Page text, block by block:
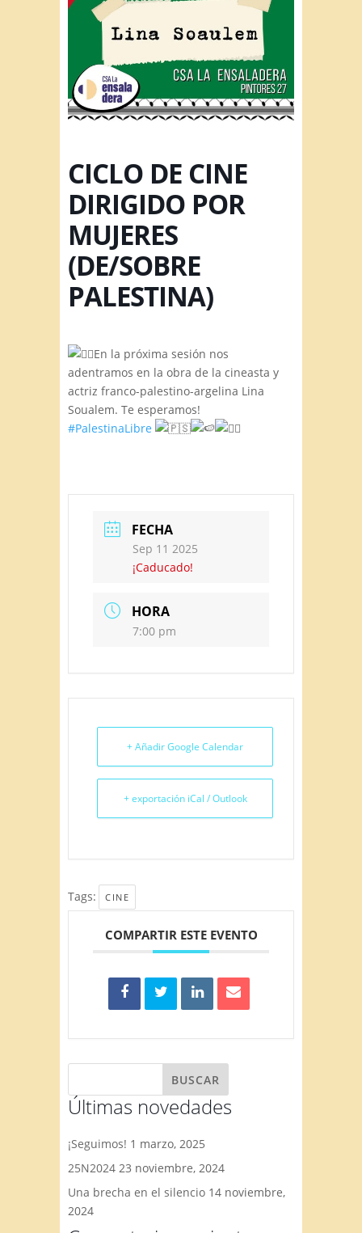
CICLO DE CINE
DIRIGIDO POR
MUJERES
(DE/SOBRE
PALESTINA)
En la próxima sesión nos
adentramos en la obra de la cineasta y
actriz franco-palestino-argelina Lina
Soualem. Te esperamos!
#PalestinaLibre
FECHA
Sep 11 2025
¡Caducado!
HORA
7:00 pm
+ Añadir Google Calendar
+ exportación iCal / Outlook
Tags: CINE
COMPARTIR ESTE EVENTO
Últimas novedades
¡Seguimos! 1 marzo, 2025
25N2024 23 noviembre, 2024
Una brecha en el silencio 14 noviembre,
2024